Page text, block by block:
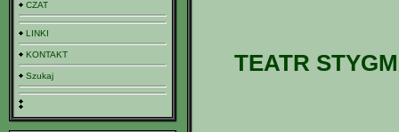
CZAT
LINKI
KONTAKT
Szukaj TEATR